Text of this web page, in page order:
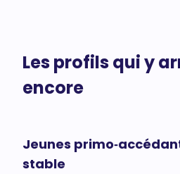
Les profils qui y
encore
Jeunes
stable